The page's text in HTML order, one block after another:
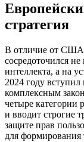
стратегия
В отличие от США
сосредоточился
интеллекта, а на
2024 году вступил
комплексным
четыре категории
и вводит строгие
защите прав
для